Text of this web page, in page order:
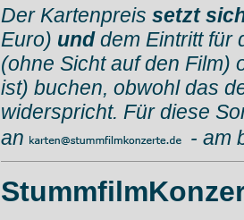
Der Kartenpreis setzt
Euro) unddem Eintritt für
(ohne Sicht auf den Film)
ist) buchen, obwohl das
widerspricht. Für diese
an
- am